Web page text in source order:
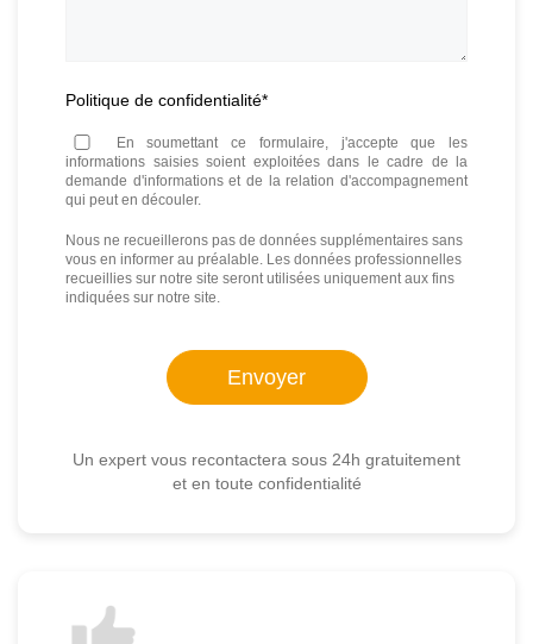
Politique de confidentialité*
En soumettant ce formulaire, j'accepte que les
informations saisies soient exploitées dans le cadre de la
demande d'informations et de la relation d'accompagnement
qui peut en découler.
Nous ne recueillerons pas de données supplémentaires sans
vous en informer au préalable. Les données professionnelles
recueillies sur notre site seront utilisées uniquement aux fins
indiquées sur notre site.
Un expert vous recontactera sous 24h gratuitement
et en toute confidentialité